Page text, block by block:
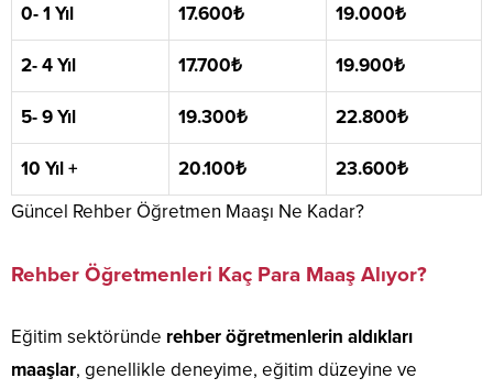
0- 1 Yıl 17.600₺ 19.000₺
2- 4 Yıl 17.700₺ 19.900₺
5- 9 Yıl 19.300₺ 22.800₺
10 Yıl + 20.100₺
23.600₺
Güncel Rehber Öğretmen Maaşı Ne Kadar?
Rehber Öğretmenleri Kaç Para Maaş Alıyor?
Eğitim sektöründe rehber öğretmenlerin aldıkları
maaşlar, genellikle deneyime, eğitim düzeyine ve